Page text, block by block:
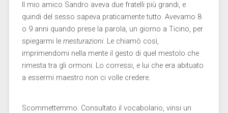
Il mio amico Sandro aveva due fratelli più grandi, e
quindi del sesso sapeva praticamente tutto. Avevamo 8
o 9 anni quando prese la parola, un giorno a Ticino, per
spiegarmi le mesturazioni. Le chiamò così,
imprimendomi nella mente il gesto di quel mestolo che
rimesta tra gli ormoni. Lo corressi, e lui che era abituato
a essermi maestro non ci volle credere.
Scommettemmo. Consultato il vocabolario, vinsi un